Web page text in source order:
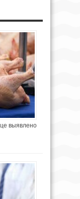
выявлено